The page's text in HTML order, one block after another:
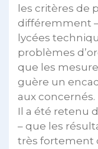
les critères de
différemment
lycées
problèmes
que les
guère un
aux concernés.
Il a été retenu
– que les
très fortement